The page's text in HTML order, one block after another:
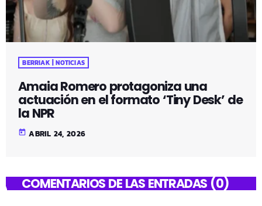
BERRIAK | NOTICIAS
Amaia Romero protagoniza una
actuación en el formato ‘Tiny Desk’ de
la NPR
today ABRIL 24, 2026
COMENTARIOS DE LAS ENTRADAS (0)